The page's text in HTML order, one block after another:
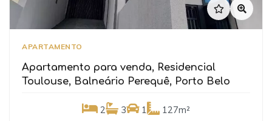
APARTAMENTO
Apartamento para venda, Residencial
Toulouse, Balneário Perequê, Porto Belo
2 3 1 127m²